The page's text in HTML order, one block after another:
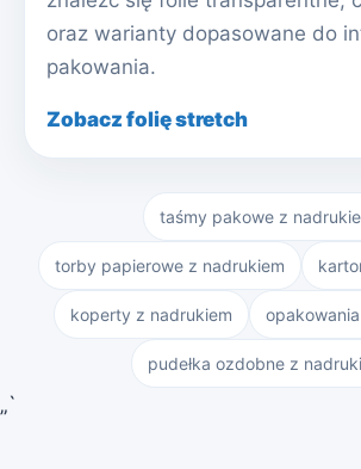
oraz warianty dopasowane do
pakowania.
Zobacz folię stretch
taśmy pakowe z
torby papierowe z nadrukiem
koperty z nadrukiem
pudełka ozdobne z
„`